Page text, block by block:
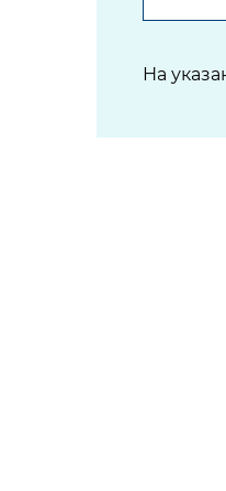
На